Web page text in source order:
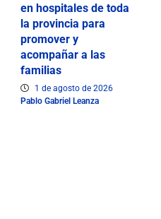
en hospitales de toda
la provincia para
promover y
acompañar a las
familias
1 de agosto de 2026
Pablo Gabriel Leanza